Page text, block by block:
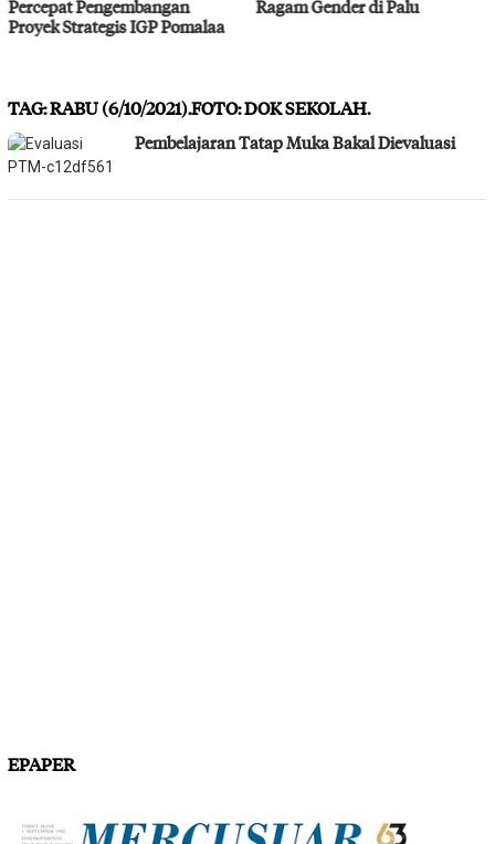
Ragam Gender di Palu
Bahodopi Hadapi Potensi
TAG:RABU (6/10/2021).FOTO: DOK SEKOLAH.
Pembelajaran Tatap Muka Bakal Dievaluasi
EPAPER